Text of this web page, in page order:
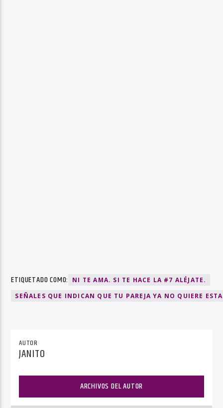
ETIQUETADO COMO:
NI TE AMA. SI TE HACE LA #7 ALÉJATE.
SEÑALES QUE INDICAN QUE TU PAREJA YA NO QUIERE
AUTOR
JANITO
ARCHIVOS DEL AUTOR